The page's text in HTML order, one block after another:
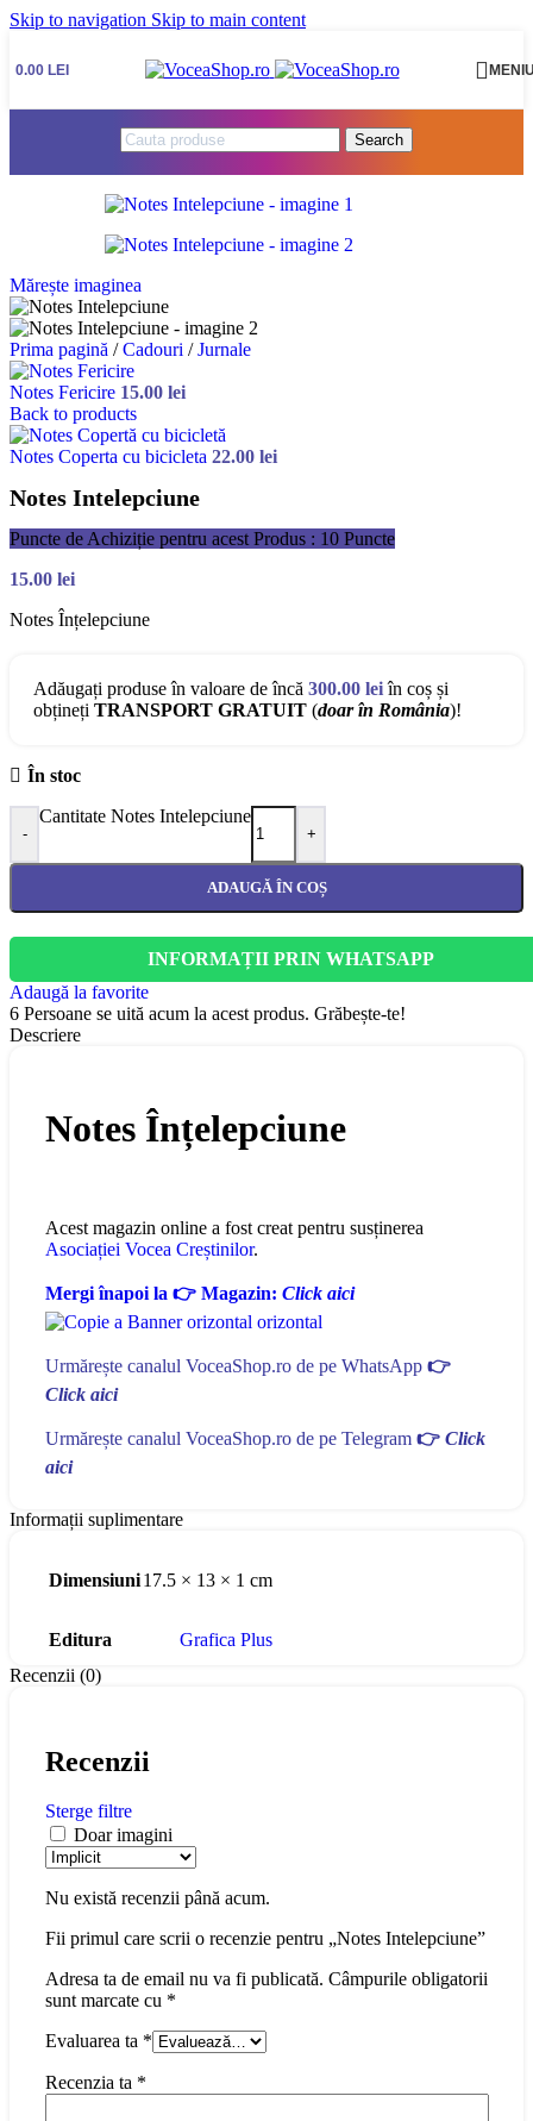
Skip to navigation Skip to main content
0.00 LEI
Search
Mărește imaginea
Prima pagină / Cadouri / Jurnale
Notes Fericire 15.00 lei
Back to products
Notes Coperta cu bicicleta 22.00 lei
Notes Intelepciune
Puncte de Achiziție pentru acest Produs : 10 Puncte
15.00 lei
Notes Înțelepciune
Adăugați produse în valoare de încă 300.00 leiîn coș și
obțineți TRANSPORT GRATUIT (doar în România)!
În stoc
-
Cantitate Notes Intelepciune
+
ADAUGĂ ÎN COȘ
INFORMAȚII PRIN WHATSAPP
Adaugă la favorite
6 Persoane se uită acum la acest produs. Grăbește-te!
Descriere
Notes Înțelepciune
Acest magazin online a fost creat pentru susținerea
Asociației Vocea Creștinilor.
Mergi înapoi la 👉 Magazin: Click aici
Urmărește canalul VoceaShop.ro de pe WhatsApp 👉
Click aici
Urmărește canalul VoceaShop.ro de pe Telegram 👉 Click
aici
Informații suplimentare
Dimensiuni17.5 × 13 × 1 cm
Editura
Grafica Plus
Recenzii (0)
Recenzii
Sterge filtre
Doar imagini
Nu există recenzii până acum.
Fii primul care scrii o recenzie pentru „Notes Intelepciune”
Adresa ta de email nu va fi publicată. Câmpurile obligatorii
sunt marcate cu *
Evaluarea ta *
Recenzia ta *